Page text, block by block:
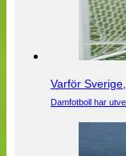
Varför
Damfotboll har